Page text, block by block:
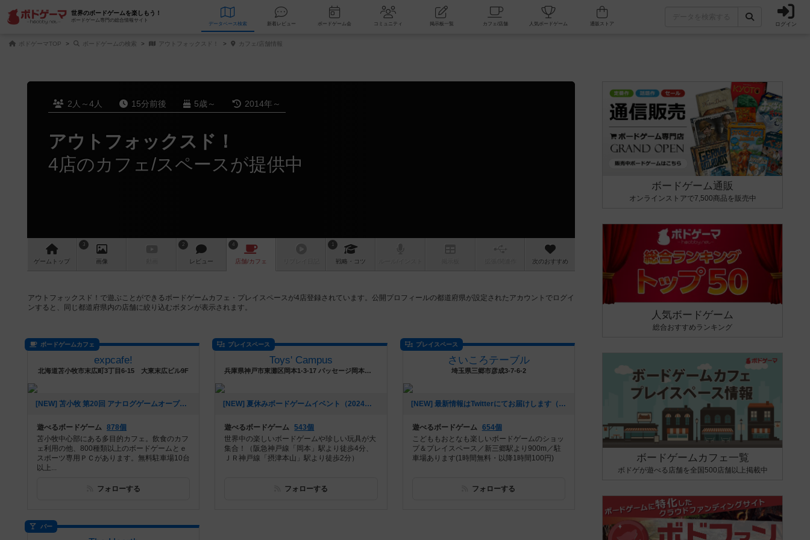
世界のボードゲームを楽しもう！
ボードゲーム専門の総合情報サイト
データベース 検索 新着レビュー ボードゲーム会 コミュニティ 掲示板一覧 カフェ/店舗 人気ボードゲーム ログイン
ボドゲーマTOP ボードゲームの検索 アウトフォックスド！ カフェ/店舗情報
2人～4人 15分前後 5歳～ 2014年～
アウトフォックスド！
4店のカフェ/スペースが提供中
ゲーム トップ
3
画像
2
レビュー
4
店舗/カフェ
1
戦略 ・コツ 次のおすすめ
アウトフォックスド！で遊ぶことができるボードゲームカフェ・プレイスペースが4店登録されています。公開プロフィールの都道府県が設定されたアカウントでログイ
ンすると、同じ都道府県内の店舗に絞り込むボタンが表示されます。
ボードゲームカフェ
expcafe!
北海道苫小牧市末広町3丁目6-15 大東末広ビル9F
[NEW] 苫小牧 第20回 アナログゲームオープン会 参加メンバー募集中！（2024年09月05日 23時49分）
遊べるボードゲーム 878個
苫小牧中心部にある多目的カフェ。飲食のカフ
ェ利用の他、800種類以上のボードゲームとｅ
スポーツ専用ＰＣがあります。無料駐車場10台
以上...
フォローする
プレイスペース
Toys' Campus
兵庫県神戸市東灘区岡本1-3-17 パッセージ岡本３Ｆ
[NEW] 夏休みボードゲームイベント（2024年08月04日 12時24分）
遊べるボードゲーム 543個
世界中の楽しいボードゲームや珍しい玩具が大
集合！（阪急神戸線「岡本」駅より徒歩4分、
ＪＲ神戸線「摂津本山」駅より徒歩2分）
フォローする
プレイスペース
さいころテーブル
埼玉県三郷市彦成3-7-6-2
[NEW] 最新情報はTwitterにてお届けします（2019年10月27日 11時20分）
遊べるボードゲーム 654個
こどももおとなも楽しいボードゲームのショッ
プ＆プレイスペース／新三郷駅より900m／駐
車場あります(1時間無料・以降1時間100円)
フォローする
バー
ボードゲーム通販
オンラインストアで7,500商品を販売中
人気ボードゲーム
総合おすすめランキング
ボードゲームカフェ一覧
ボドゲが遊べる店舗を全国500店舗以上掲載中